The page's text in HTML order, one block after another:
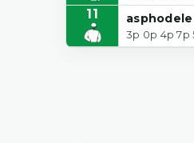
11
3p 0p 4p 7p